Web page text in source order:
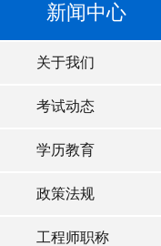
新闻中心
关于我们
考试动态
学历教育
政策法规
工程师职称